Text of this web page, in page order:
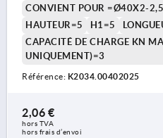
CONVIENT POUR =Ø40X2-2,5
HAUTEUR=5
H1=5
CAPACITÉ DE CHARGE KN
UNIQUEMENT)=3
Référence: K2034.00402025
2,06 €
hors TVA
hors frais d’envoi